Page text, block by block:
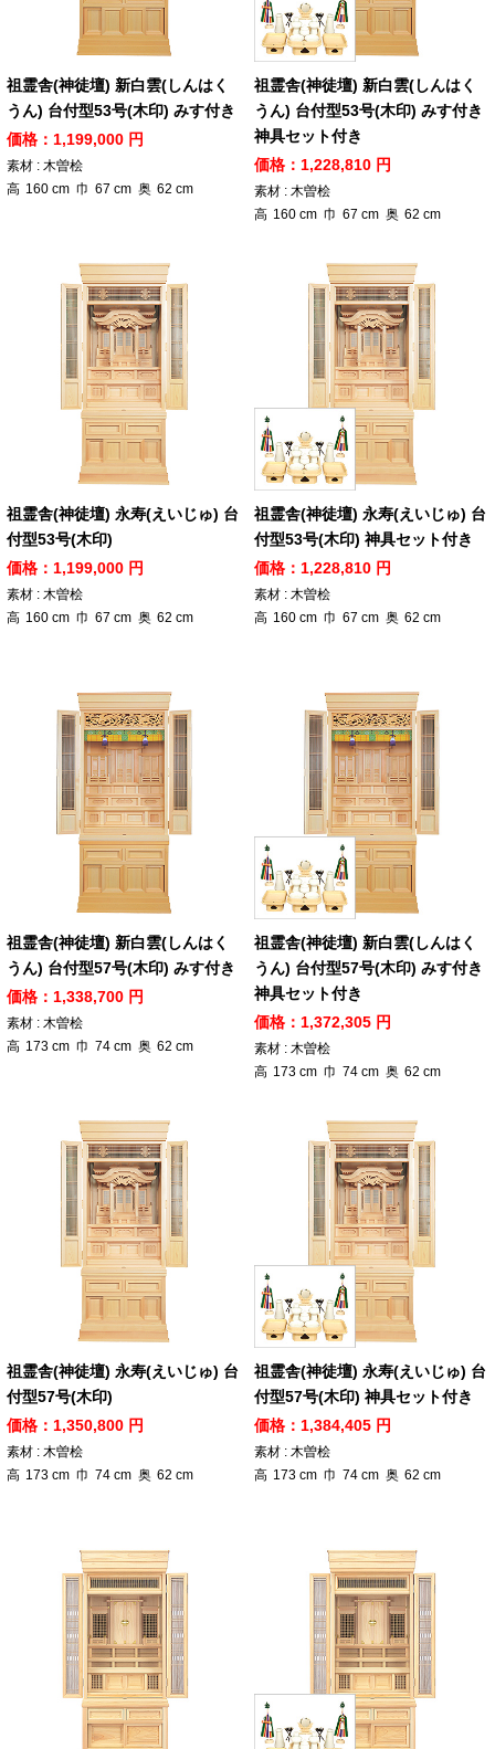
祖霊舎(神徒壇) 新白雲(しんはく
うん) 台付型53号(木印) みす付き
価格：1,199,000 円
素材 : 木曽桧
高 160 cm 巾 67 cm 奥 62 cm
祖霊舎(神徒壇) 新白雲(しんはく
うん) 台付型53号(木印) みす付き
神具セット付き
価格：1,228,810 円
素材 : 木曽桧
高 160 cm 巾 67 cm 奥 62 cm
祖霊舎(神徒壇) 永寿(えいじゅ) 台
付型53号(木印)
価格：1,199,000 円
素材 : 木曽桧
高 160 cm 巾 67 cm 奥 62 cm
祖霊舎(神徒壇) 永寿(えいじゅ) 台
付型53号(木印) 神具セット付き
価格：1,228,810 円
素材 : 木曽桧
高 160 cm 巾 67 cm 奥 62 cm
祖霊舎(神徒壇) 新白雲(しんはく
うん) 台付型57号(木印) みす付き
価格：1,338,700 円
素材 : 木曽桧
高 173 cm 巾 74 cm 奥 62 cm
祖霊舎(神徒壇) 新白雲(しんはく
うん) 台付型57号(木印) みす付き
神具セット付き
価格：1,372,305 円
素材 : 木曽桧
高 173 cm 巾 74 cm 奥 62 cm
祖霊舎(神徒壇) 永寿(えいじゅ) 台
付型57号(木印)
価格：1,350,800 円
素材 : 木曽桧
高 173 cm 巾 74 cm 奥 62 cm
祖霊舎(神徒壇) 永寿(えいじゅ) 台
付型57号(木印) 神具セット付き
価格：1,384,405 円
素材 : 木曽桧
高 173 cm 巾 74 cm 奥 62 cm